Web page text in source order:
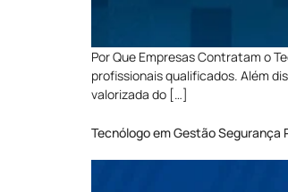
Por Que Empresas Contratam o
profissionais qualificados. Além
valorizada do […]
Tecnólogo em Gestão Segurança